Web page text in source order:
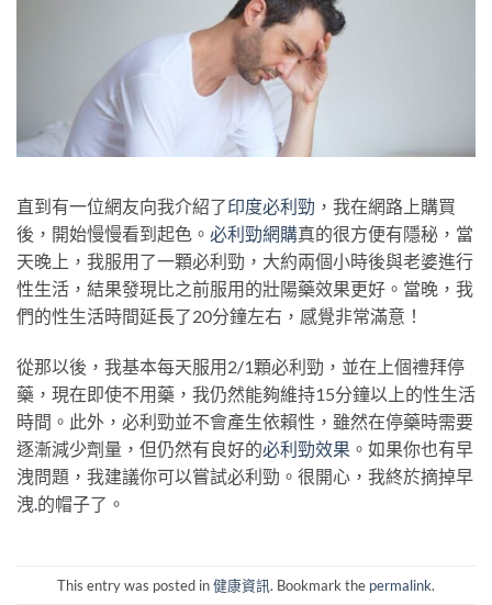
直到有一位網友向我介紹了印度必利勁 ，我在網路上購買
後，開始慢慢看到起色。 必利勁網購真的很方便有隱秘，當
天晚上，我服用了一顆必利勁，大約兩個小時後與老婆進行
性生活，結果發現比之前服用的壯陽藥效果更好。當晚，我
們的性生活時間延長了20分鐘左右，感覺非常滿意！
從那以後，我基本每天服用2/1顆必利勁，並在上個禮拜停
藥，現在即使不用藥，我仍然能夠維持15分鐘以上的性生活
時間。此外，必利勁並不會產生依賴性，雖然在停藥時需要
逐漸減少劑量，但仍然有良好的必利勁效果 。如果你也有早
洩問題，我建議你可以嘗試必利勁。很開心，我終於摘掉早
洩 的帽子了。
This entry was posted in健康資訊. Bookmark the permalink.